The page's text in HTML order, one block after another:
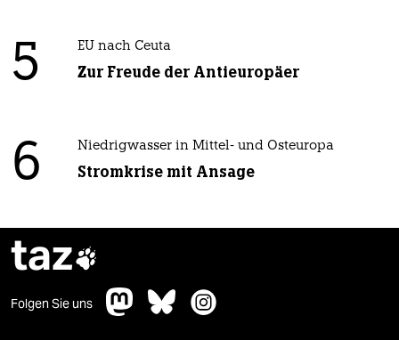
5 EU nach Ceuta
Zur Freude der Antieuropäer
6 Niedrigwasser in Mittel- und Osteuropa
Stromkrise mit Ansage
taz
Folgen Sie uns